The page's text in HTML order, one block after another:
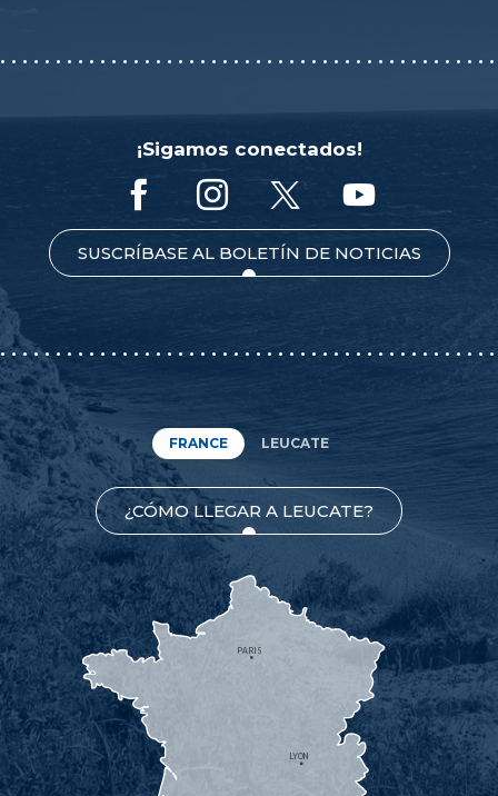
¡Sigamos conectados!
SUSCRÍBASE AL BOLETÍN DE NOTICIAS
FRANCE LEUCATE
¿CÓMO LLEGAR A LEUCATE?
LYON
PARIS